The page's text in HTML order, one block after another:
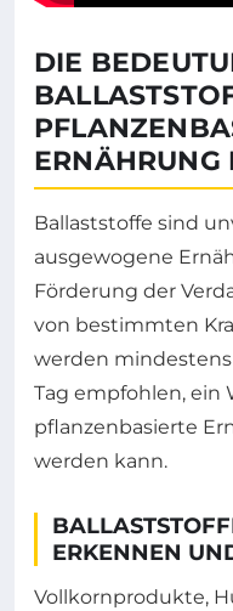
DIE
ERNÄHRUNG
Ballaststoffe sind
ausgewogene
Förderung der
von bestimmten
werden
Tag empfohlen, ein
pflanzenbasierte
werden kann.
ERKENNEN
Vollkornprodukte,